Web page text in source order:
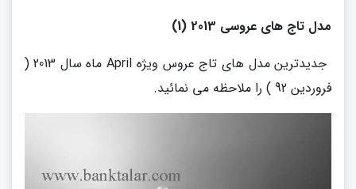
مدل تاج های عروسی 2013 (1)
جدیدترین مدل های تاج عروس ویژه April ماه سال 2013 (
فروردین 92 ) را ملاحظه می نمائید.